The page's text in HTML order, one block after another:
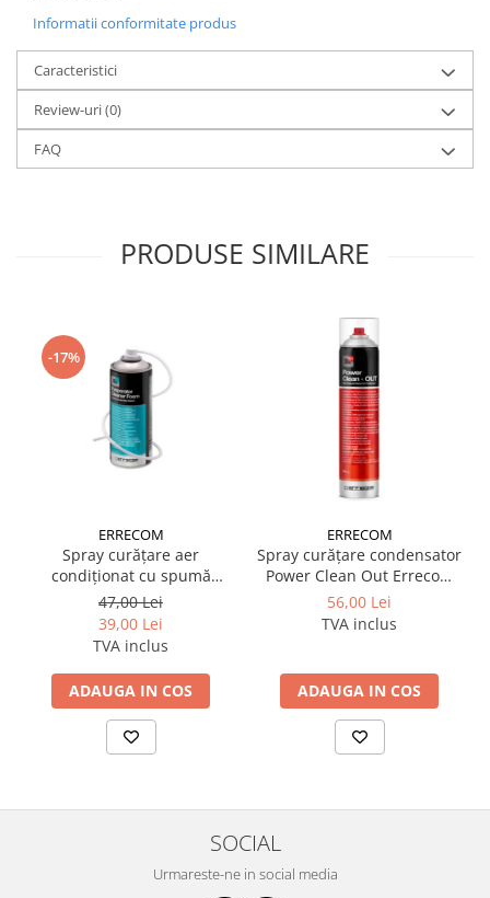
Informatii conformitate produs
Caracteristici
Review-uri(0)
FAQ
PRODUSE SIMILARE
-17%
ERRECOM
Spray curățare aer
condiționat cu spumă
Evaporator Cleaner Foam
400 ml Errecom
47,00 Lei
39,00 Lei
TVA inclus
ADAUGA IN COS
ERRECOM
Spray curățare condensator
Power Clean Out Errecom
750 ml
56,00 Lei
TVA inclus
ADAUGA IN COS
SOCIAL
Urmareste-ne in social media